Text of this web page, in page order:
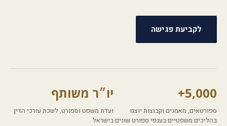
לקביעת פגישה
5,000+
ספורטאים, מאמנים וקבוצות יוצגו
בהליכים משפטיים בענפי ספורט שונים
יו״ר משותף
ועדת משפט וספורט, לשכת עורכי הדין
בישראל